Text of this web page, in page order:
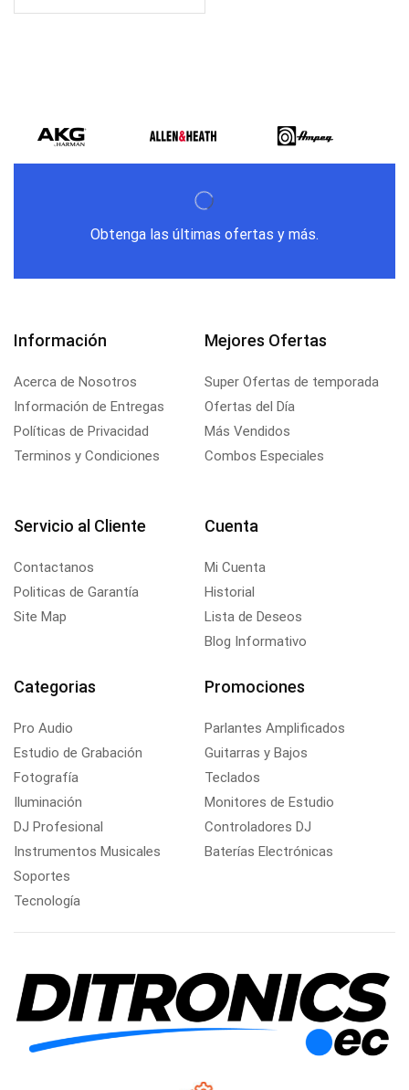
Obtenga las últimas ofertas y más.
Información
Acerca de Nosotros
Información de Entregas
Políticas de Privacidad
Terminos y Condiciones
Mejores Ofertas
Super Ofertas de temporada
Ofertas del Día
Más Vendidos
Combos Especiales
Servicio al Cliente
Contactanos
Politicas de Garantía
Site Map
Cuenta
Mi Cuenta
Historial
Lista de Deseos
Blog Informativo
Categorias
Pro Audio
Estudio de Grabación
Fotografía
Iluminación
DJ Profesional
Instrumentos Musicales
Soportes
Tecnología
Promociones
Parlantes Amplificados
Guitarras y Bajos
Teclados
Monitores de Estudio
Controladores DJ
Baterías Electrónicas